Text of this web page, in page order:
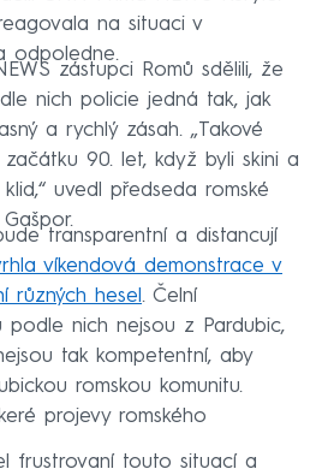
na situaci v
odpoledne.
zástupci Romů sdělili, že
nich policie jedná tak, jak
a rychlý zásah. „Takové
90. let, když byli skini a
uvedl předseda romské
transparentní a distancují
víkendová demonstrace v
různých hesel . Čelní
podle nich nejsou z Pardubic,
tak kompetentní, aby
romskou komunitu.
projevy romského
frustrovaní touto situací a